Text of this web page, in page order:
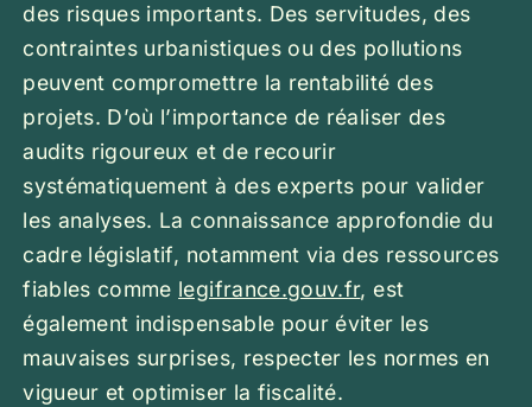
des risques importants. Des servitudes, des
contraintes urbanistiques ou des pollutions
peuvent compromettre la rentabilité des
projets. D’où l’importance de réaliser des
audits rigoureux et de recourir
systématiquement à des experts pour valider
les analyses. La connaissance approfondie du
cadre législatif, notamment via des ressources
fiables comme legifrance.gouv.fr, est
également indispensable pour éviter les
mauvaises surprises, respecter les normes en
vigueur et optimiser la fiscalité.